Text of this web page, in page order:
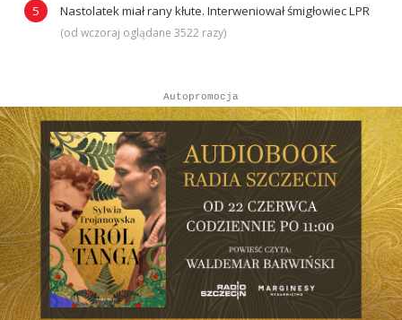
Nastolatek miał rany kłute. Interweniował śmigłowiec LPR
(od wczoraj oglądane 3522 razy)
Autopromocja